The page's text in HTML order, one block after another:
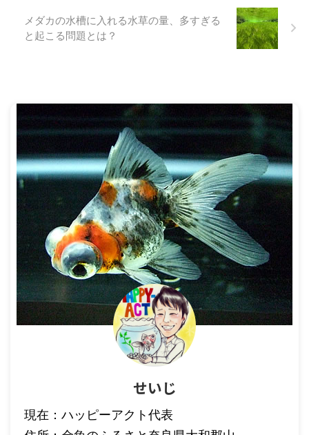
心に飼育しています。 さて、メ
ダカを飼育していて、すぐに水質
なんて経験のある人、少なくない
でしょう。 元気に冬越しするメ
ダカと、死んでしまうメダカ、両
者にはどんなちがいがあるのでし
メダカの水槽に入れる水草の量、多すぎる
と起こる問題とは？
せいじ
現在：ハッピーアクト代表